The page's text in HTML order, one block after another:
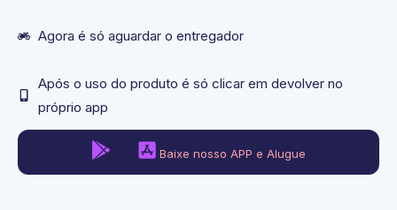
Agora é só aguardar o entregador
Após o uso do produto é só clicar em devolver no
próprio app
Baixe nosso APP e Alugue